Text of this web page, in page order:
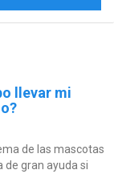
llevar mi
de las mascotas
de gran ayuda si